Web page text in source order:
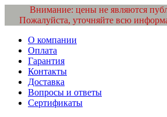
Внимание: цены не являются
Пожалуйста, уточняйте всю
О компании
Оплата
Гарантия
Контакты
Доставка
Вопросы и ответы
Сертификаты